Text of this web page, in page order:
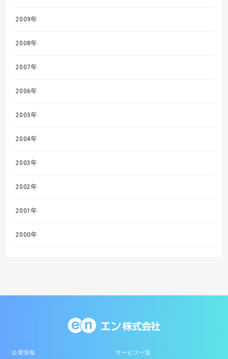
2009年
2008年
2007年
2006年
2005年
2004年
2003年
2002年
2001年
2000年
企業情報 サービス一覧